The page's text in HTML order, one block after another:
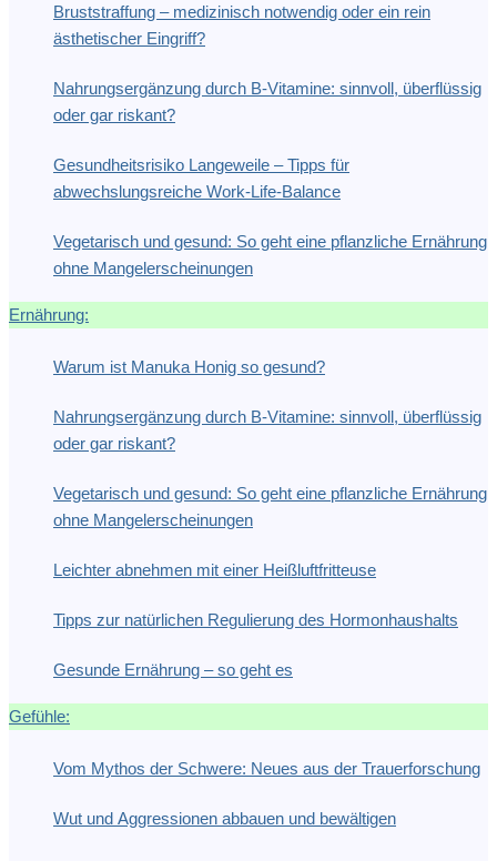
Bruststraffung – medizinisch notwendig oder ein rein
ästhetischer Eingriff?
Nahrungsergänzung durch B-Vitamine: sinnvoll, überflüssig
oder gar riskant?
Gesundheitsrisiko Langeweile – Tipps für
abwechslungsreiche Work-Life-Balance
Vegetarisch und gesund: So geht eine pflanzliche Ernährung
ohne Mangelerscheinungen
Ernährung:
Warum ist Manuka Honig so gesund?
Nahrungsergänzung durch B-Vitamine: sinnvoll, überflüssig
oder gar riskant?
Vegetarisch und gesund: So geht eine pflanzliche Ernährung
ohne Mangelerscheinungen
Leichter abnehmen mit einer Heißluftfritteuse
Tipps zur natürlichen Regulierung des Hormonhaushalts
Gesunde Ernährung – so geht es
Gefühle:
Vom Mythos der Schwere: Neues aus der Trauerforschung
Wut und Aggressionen abbauen und bewältigen